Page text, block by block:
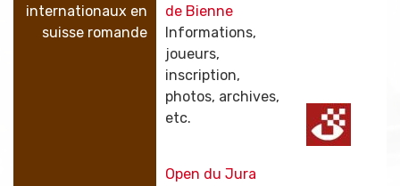
internationaux en
suisse romande
de Bienne
Informations,
joueurs,
inscription,
photos, archives,
etc.
Open du Jura